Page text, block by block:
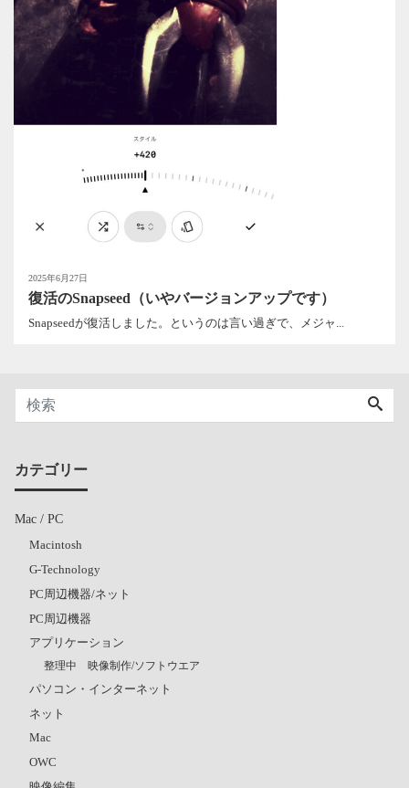
2025年6月27日
復活のSnapseed（いやバージョンアップです）
Snapseedが復活しました。というのは言い過ぎで、メジャ...
カテゴリー
Mac / PC
Macintosh
G-Technology
PC周辺機器/ネット
PC周辺機器
アプリケーション
整理中 映像制作/ソフトウエア
パソコン・インターネット
ネット
Mac
OWC